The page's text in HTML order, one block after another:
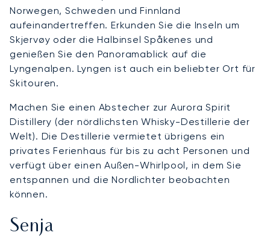
Norwegen, Schweden und Finnland
aufeinandertreffen. Erkunden Sie die Inseln um
Skjervøy oder die Halbinsel Spåkenes und
genießen Sie den Panoramablick auf die
Lyngenalpen. Lyngen ist auch ein beliebter Ort für
Skitouren.
Machen Sie einen Abstecher zur Aurora Spirit
Distillery (der nördlichsten Whisky-Destillerie der
Welt). Die Destillerie vermietet übrigens ein
privates Ferienhaus für bis zu acht Personen und
verfügt über einen Außen-Whirlpool, in dem Sie
entspannen und die Nordlichter beobachten
können.
Senja